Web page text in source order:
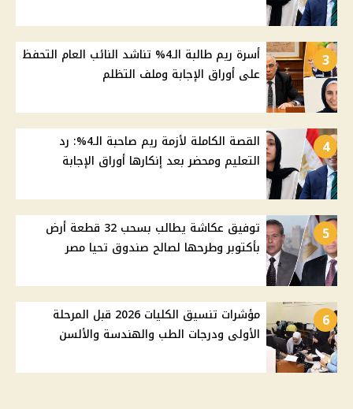
3
أسرة ريم طالبة الـ4% تناشد النائب العام التحفظ
على أوراق الإجابة وملف التظلم
4
القصة الكاملة لأزمة ريم صاحبة الـ4%: رد
التعليم ومحضر بعد إنكارها أوراق الإجابة
5
توفيق عكاشة يطالب بسحب 32 قطعة أرض
بأكتوبر وطرحها لصالح صندوق تحيا مصر
6
مؤشرات تنسيق الكليات 2026 قبل المرحلة
الأولى ودرجات الطب والهندسة والألسن